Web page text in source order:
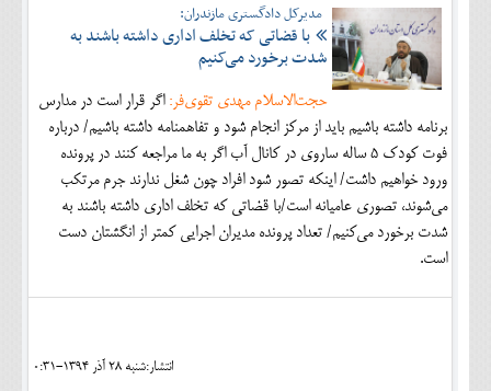
مدیرکل دادگستری مازندران:
با قضاتی که تخلف اداری داشته باشند به
شدت برخورد می‌کنیم
حجت‌الاسلام مهدی تقوی‌فر: اگر قرار است در مدارس
برنامه داشته باشیم باید از مرکز انجام شود و تفاهمنامه داشته باشیم/ درباره
فوت کودک 5 ساله ساروی در کانال آب اگر به ما مراجعه کنند در پرونده
ورود خواهیم داشت/ اینکه تصور شود افراد چون شغل ندارند جرم مرتکب
می‌شوند، تصوری عامیانه است/با قضاتی که تخلف اداری داشته باشند به
شدت برخورد می‌کنیم/ تعداد پرونده مدیران اجرایی کمتر از انگشتان دست
است.
انتشار:شنبه 28 آذر 1394-0:31